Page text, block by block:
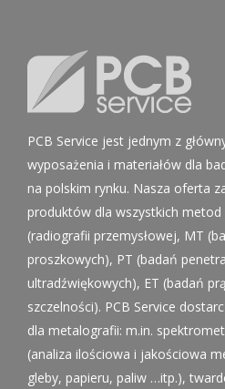
PCB Service jest jednym z
wyposażenia i materiałów dla
na polskim rynku. Nasza oferta
produktów dla wszystkich metod
(radiografii przemysłowej, MT
proszkowych), PT (badań
ultradźwiękowych), ET (badań
szczelności). PCB Service
dla metalografii: m.in.
(analiza ilościowa i jakościowa
gleby, papieru, paliw …itp.),